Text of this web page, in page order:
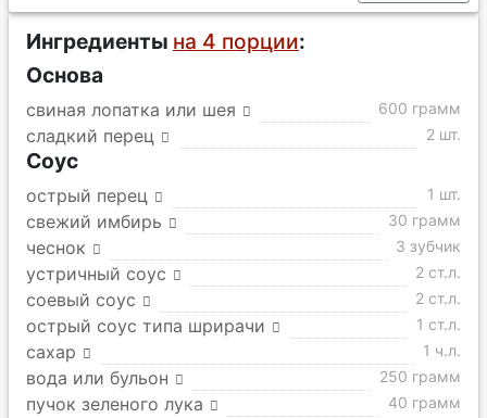
Ингредиенты на 4 порции:
Основа
свиная лопатка или шея 600 грамм
сладкий перец 2 шт.
Соус
острый перец 1 шт.
свежий имбирь 30 грамм
чеснок 3 зубчик
устричный соус 2 ст.л.
соевый соус 2 ст.л.
острый соус типа шрирачи 1 ст.л.
сахар 1 ч.л.
вода или бульон 250 грамм
пучок зеленого лука 40 грамм